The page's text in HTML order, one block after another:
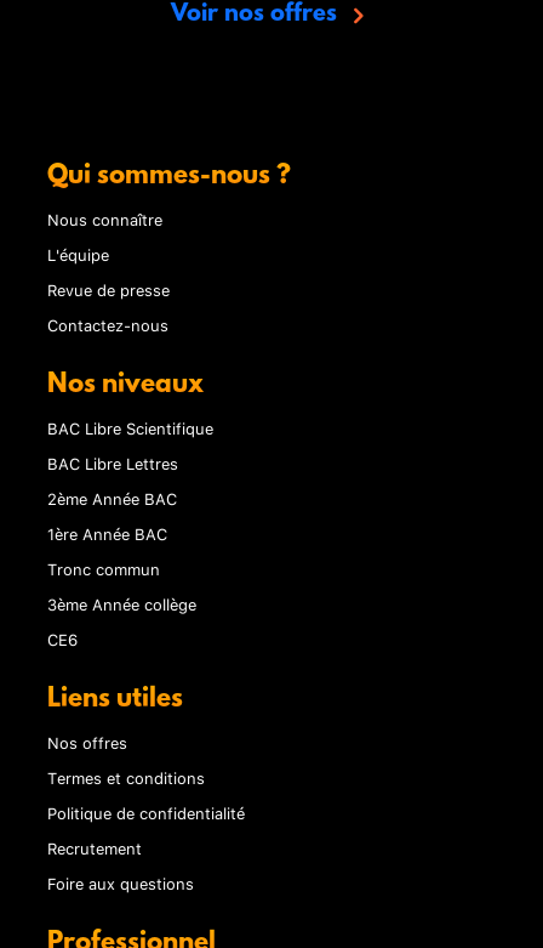
Voir nos offres
Qui sommes-nous ?
Nous connaître
L'équipe
Revue de presse
Contactez-nous
Nos niveaux
BAC Libre Scientifique
BAC Libre Lettres
2ème Année BAC
1ère Année BAC
Tronc commun
3ème Année collège
CE6
Liens utiles
Nos offres
Termes et conditions
Politique de confidentialité
Recrutement
Foire aux questions